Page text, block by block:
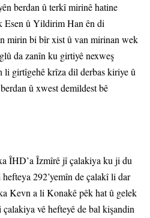
berdan û terkî mirinê hatine
û Yildirim Han ên di
mirin bi bîr xist û van mirinan wek
da zanîn ku girtiyê nexweş
li girtîgehê krîza dil derbas kiriye û
û xwest demildest bê
ÎHD’a Îzmîrê jî çalakiya ku ji du
292’yemîn de çalakî li dar
Kevn a li Konakê pêk hat û gelek
vê hefteyê de bal kişandin